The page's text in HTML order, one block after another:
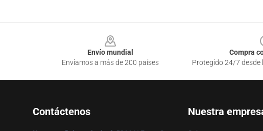
Envío mundial
Enviamos a más de 200 países
Compra
Protegido 24/7 desde
Contáctenos Nuestra